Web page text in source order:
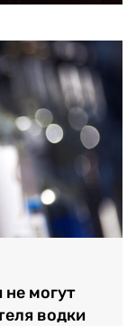
не могут
водки